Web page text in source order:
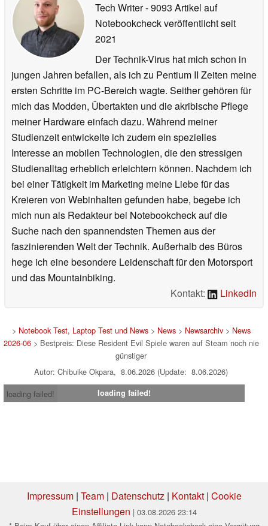
Tech Writer- 9093 Artikel auf
Notebookcheck veröffentlichtseit
2021
Der Technik-Virus hat mich schon in
jungen Jahren befallen, als ich zu Pentium II Zeiten meine
ersten Schritte im PC-Bereich wagte. Seither gehören für
mich das Modden, Übertakten und die akribische Pflege
meiner Hardware einfach dazu. Während meiner
Studienzeit entwickelte ich zudem ein spezielles
Interesse an mobilen Technologien, die den stressigen
Studienalltag erheblich erleichtern können. Nachdem ich
bei einer Tätigkeit im Marketing meine Liebe für das
Kreieren von Webinhalten gefunden habe, begebe ich
mich nun als Redakteur bei Notebookcheck auf die
Suche nach den spannendsten Themen aus der
faszinierenden Welt der Technik. Außerhalb des Büros
hege ich eine besondere Leidenschaft für den Motorsport
und das Mountainbiking.
Kontakt:
LinkedIn
> Notebook Test, Laptop Test und News> News> Newsarchiv> News
2026-06> Bestpreis: Diese Resident Evil Spiele waren auf Steam noch nie
günstiger
Autor: Chibuike Okpara, 8.06.2026 (Update: 8.06.2026)
loading failed!
loading failed!
Impressum| Team| Datenschutz| Kontakt| Cookie
Einstellungen | 03.08.2026 23:14